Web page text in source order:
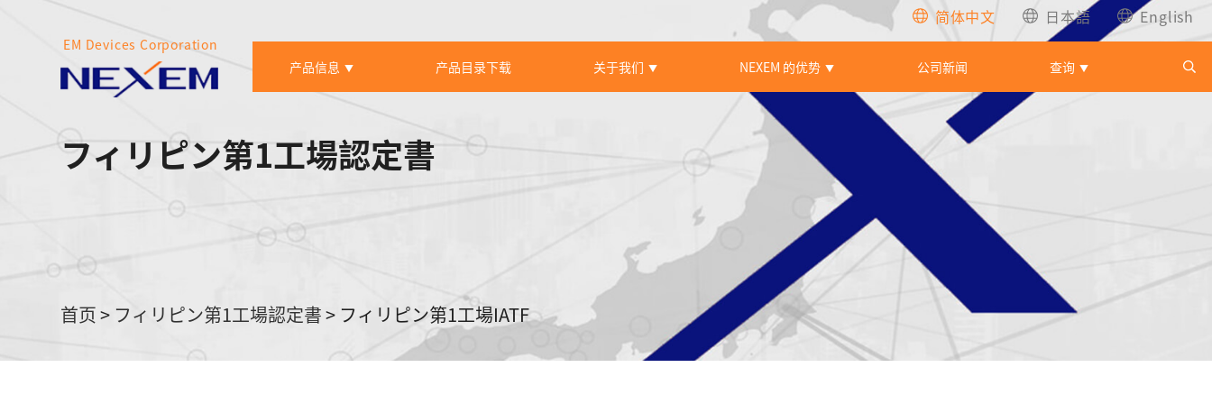
EM Devices Corporation
简体中文 日本語 English
产品信息 ▼ 产品目录下载 关于我们 ▼ NEXEM 的优势 ▼ 公司新闻 查询 ▼
フィリピン第1工場認定書
首页> フィリピン第1工場認定書> フィリピン第1工場IATF